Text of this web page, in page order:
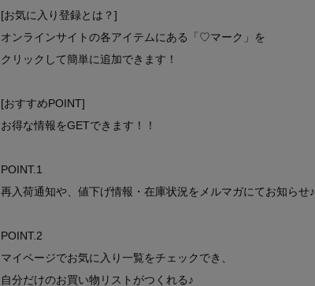
[お気に入り登録とは？]
オンラインサイトの各アイテムにある「♡マーク」を
クリックして簡単に追加できます！
[おすすめPOINT]
お得な情報をGETできます！！
POINT.1
再入荷通知や、値下げ情報・在庫状況をメルマガにてお知らせ♪
POINT.2
マイページでお気に入り一覧をチェックでき、
自分だけのお買い物リストがつくれる♪